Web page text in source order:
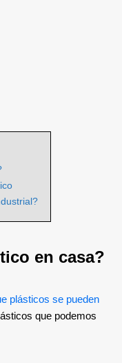
en casa?
plásticos se pueden
que podemos